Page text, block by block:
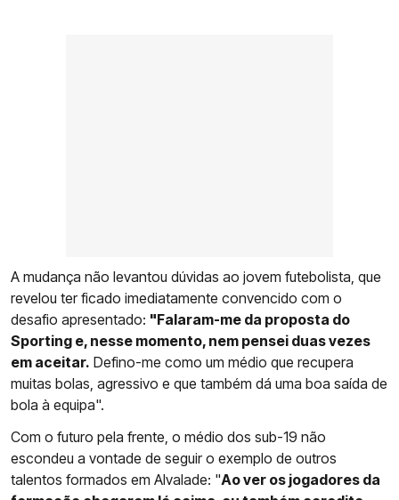
A mudança não levantou dúvidas ao jovem futebolista, que
revelou ter ficado imediatamente convencido com o
desafio apresentado: "Falaram-me da proposta do
Sporting e, nesse momento, nem pensei duas vezes
em aceitar. Defino-me como um médio que recupera
muitas bolas, agressivo e que também dá uma boa saída de
bola à equipa".
Com o futuro pela frente, o médio dos sub-19 não
escondeu a vontade de seguir o exemplo de outros
talentos formados em Alvalade: "Ao ver os jogadores da